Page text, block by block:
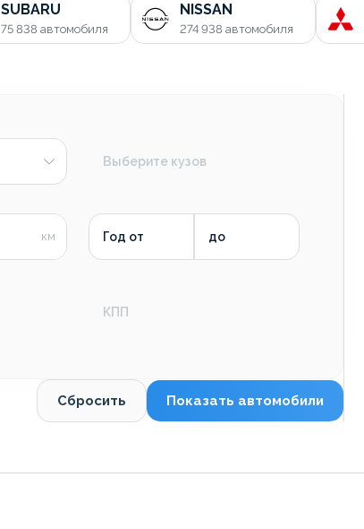
SUBARU
75 838 автомобиля
NISSAN
274 938 автомобиля
Выберите кузов
Год от до
КПП
Сбросить Показать автомобили